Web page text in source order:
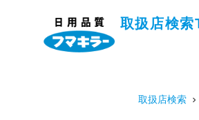
取扱店検索
取扱店検索